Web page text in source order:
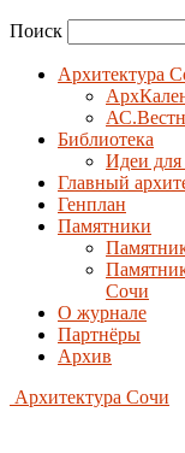
Поиск
Архитектура
Библиотека
Идеи для
Главный
Генплан
Памятники
Сочи
О журнале
Партнёры
Архив
Архитектура Сочи